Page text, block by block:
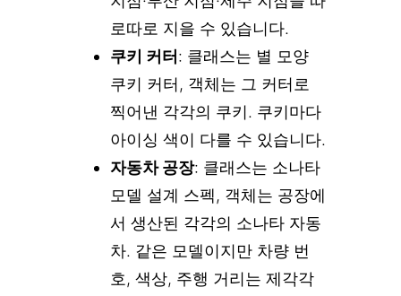
로따로 지을 수 있습니다.
쿠키 커터 : 클래스는 별 모양
쿠키 커터, 객체는 그 커터로
찍어낸 각각의 쿠키. 쿠키마다
아이싱 색이 다를 수 있습니다.
자동차 공장: 클래스는 소나타
모델 설계 스펙, 객체는 공장에
서 생산된 각각의 소나타 자동
차. 같은 모델이지만 차량 번
호, 색상, 주행 거리는 제각각